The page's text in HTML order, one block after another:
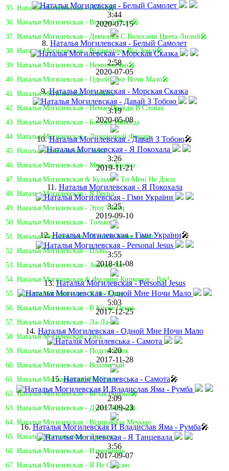
35. Наталья Могилевская - Helele🎤
36. Наталья Могилевская - Вільний Птах🎤
37. Наталья Могилевская - Девчонка С Волосами Цвета Лилий🎤
38. Наталья Могилевская - Вiдiрватись Вiд Землi🎤
39. Наталья Могилевская - Немножечко🎤
40. Наталья Могилевская - Одной Мне Ночи Мало🎤
41. Наталья Могилевская - Любила
42. Наталья Могилевская - Немає Правди В Словах
43. Наталья Могилевская - Больше Никогда
44. Наталья Могилевская - Лимоновый Фонарь
45. Наталья Могилевская - Зима
46. Наталья Могилевская - Молода Країна
47. Наталья Могилевская & Кузьма - Ти Мені Не Даєш
48. Наталья Могилевская - Я Весна
49. Наталья Могилевская - Этот Танец
50. Наталья Могилевская - Только Я
51. Наталья Могилевская - Полюби Меня Такой
52. Наталья Могилевская - Плачь
53. Наталья Могилевская - Знаешь.Net
54. Наталья Могилевская & Филипп Киркоров - Вау!
55. Наталья Могилевская - Я Не Такая
56. Наталья Могилевская - В Киеве Осень
57. Наталья Могилевская - Ла-Ла-Ла
58. Наталья Могилевская - Она
59. Наталья Могилевская - Подснежник
60. Наталья Могилевская - Вспоминай
61. Наталья Могилевская - На Грани
62. Наталья Могилевская - Белая Ворона🎤
63. Наталья Могилевская - Дуйте Ветры🎤
64. Наталья Могилевская - Відправила Message
65. Наталья Могилевская - Луноход
66. Наталья Могилевская - Изменница
67. Наталья Могилевская - Я Не Спасаю
3:44
2020-07-15
8. Наталья Могилевская - Белый Самолет
2:58
2020-07-05
9.Наталья Могилевская - Морская Сказка
3:19
2020-05-08
10.Наталья Могилевская - Давай З Тобою🎤
3:26
2019-11-21
11. Наталья Могилевская - Я Покохала
3:25
2019-09-10
12.Наталья Могилевская - Гімн України🎤
3:55
2018-11-08
13.Наталья Могилевская - Personal Jesus
5:03
2017-12-25
14. Наталья Могилевская - Одной Мне Ночи Мало
4:20
2017-11-28
15.Наталія Могилевська - Самота🎤
2:09
2017-09-23
16.Наталья Могилевская И Владислав Яма - Румба🎤
3:56
2017-09-07